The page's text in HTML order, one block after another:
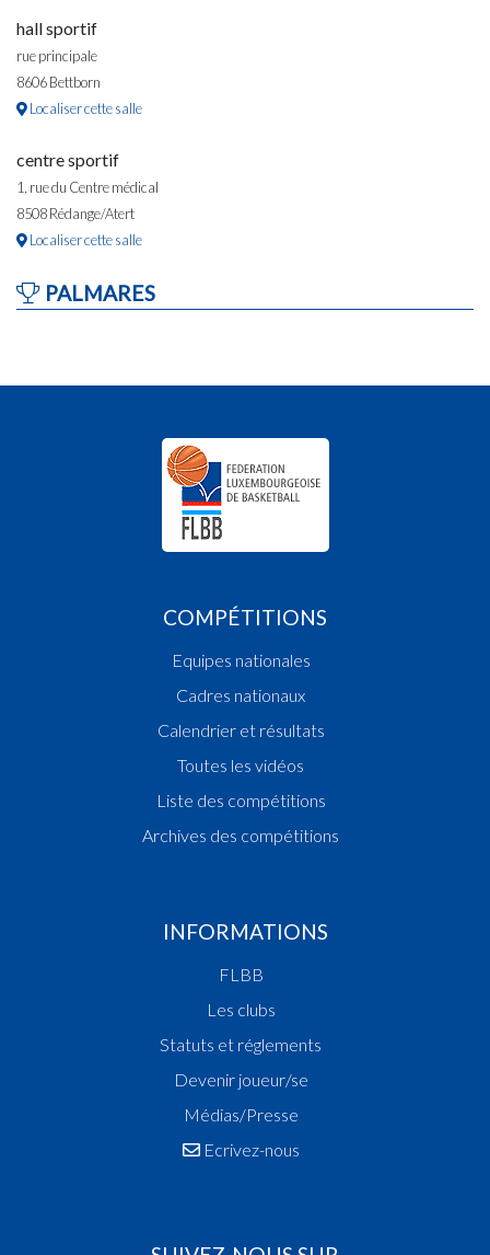
hall sportif
rue principale
8606 Bettborn
Localiser cette salle
centre sportif
1, rue du Centre médical
8508 Rédange/Atert
Localiser cette salle
PALMARES
COMPÉTITIONS
Equipes nationales
Cadres nationaux
Calendrier et résultats
Toutes les vidéos
Liste des compétitions
Archives des compétitions
INFORMATIONS
FLBB
Les clubs
Statuts et réglements
Devenir joueur/se
Médias/Presse
Ecrivez-nous